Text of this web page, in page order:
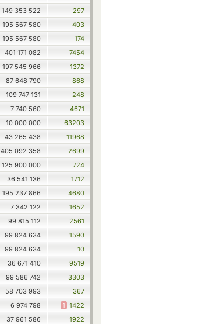
149 353 522
297
195 567 580
403
195 567 580
174
401 171 082
7454
197 545 966
1372
87 648 790
868
109 747 131
248
7 740 560
4671
10 000 000
63203
43 265 438
11968
405 092 358
2699
125 900 000
724
36 541 136
1712
195 237 866
4680
7 342 122
1652
99 815 112
2561
99 824 634
1590
99 824 634
10
36 671 410
9519
99 586 742
3303
58 703 993
367
6 974 798 1 1422
37 961 586
1922